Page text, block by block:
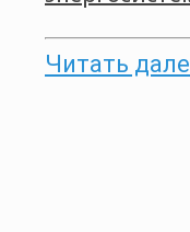
Читать